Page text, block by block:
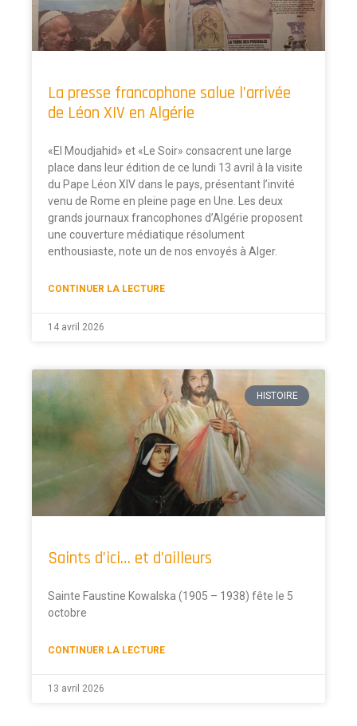
La presse francophone salue l’arrivée
de Léon XIV en Algérie
«El Moudjahid» et «Le Soir» consacrent une large
place dans leur édition de ce lundi 13 avril à la visite
du Pape Léon XIV dans le pays, présentant l’invité
venu de Rome en pleine page en Une. Les deux
grands journaux francophones d’Algérie proposent
une couverture médiatique résolument
enthousiaste, note un de nos envoyés à Alger.
CONTINUER LA LECTURE
14 avril 2026
HISTOIRE
Saints d’ici… et d’ailleurs
Sainte Faustine Kowalska (1905 – 1938) fête le 5
octobre
CONTINUER LA LECTURE
13 avril 2026